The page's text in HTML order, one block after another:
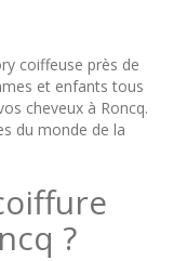
coiffeuse près de
et enfants tous
cheveux à Roncq.
du monde de la
?